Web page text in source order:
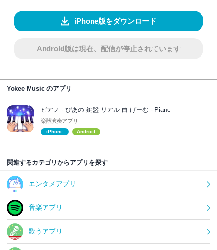
iPhone版をダウンロード
Android版は現在、配信が停止されています
Yokee Music のアプリ
ピアノ - ぴあの 鍵盤 リアル 曲 げーむ - Piano
楽器演奏アプリ
iPhone Android
関連するカテゴリからアプリを探す
エンタメアプリ
音楽アプリ
歌うアプリ